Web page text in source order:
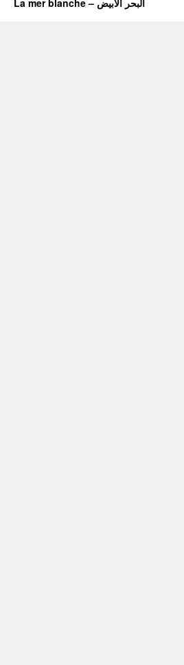
La mer blanche – البحر الأبيض